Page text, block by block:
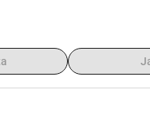
Tämän
joka pakottaa
tulkintaansa ja
Facebook-